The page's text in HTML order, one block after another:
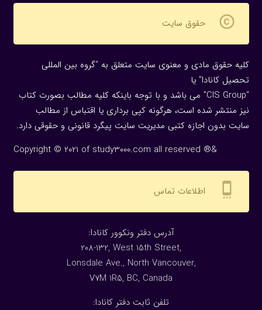
copyright حقوق سایت
کلیه حقوق مادی و معنوی سایت متعلق به “گروه بین المللی
تحصیل کانادا” یا
“CIS Group” می باشد و با توجه باینکه کلیه مطالب بصورت کتاب
نیز منتشر شده است، هرگونه كپی برداری یا اقتباس از مطالب
سایت بدون اجازه كتبی مدیریت سایت پیگرد قانونی و حقوقی دارد.
Copyright © 2021 of study3000.com all reserved ®&
settings_cell اطلاعات تماس
:آدرس دفتر ونکوور کانادا
208-132, West 15th Street,
Lonsdale Ave., North Vancouver,
V7M 1R5, BC, Canada
:تلفن ثابت دفتر کانادا